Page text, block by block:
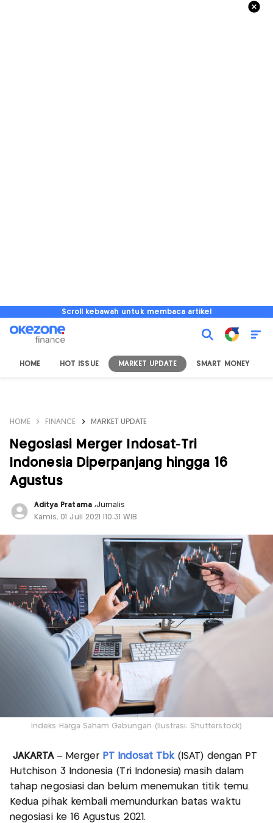
Scroll kebawah untuk membaca artikel
HOME HOT ISSUE MARKET UPDATE SMART MONEY
HOME FINANCE MARKET UPDATE
Negosiasi Merger Indosat-Tri
Indonesia Diperpanjang hingga 16
Agustus
Aditya Pratama ,Jurnalis
Kamis, 01 Juli 2021 |10:31 WIB
Indeks Harga Saham Gabungan (Ilustrasi: Shutterstock)
JAKARTA– Merger PT Indosat Tbk(ISAT) dengan PT
Hutchison 3 Indonesia (Tri Indonesia) masih dalam
tahap negosiasi dan belum menemukan titik temu.
Kedua pihak kembali memundurkan batas waktu
negosiasi ke 16 Agustus 2021.